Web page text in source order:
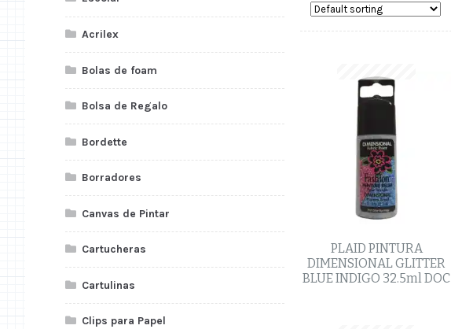
PLAID PINTURA
DIMENSIONAL GLITTER
BLUE INDIGO 32.5ml DOC
Acrilex
Bolas de foam
Bolsa de Regalo
Bordette
Borradores
Canvas de Pintar
Cartucheras
Cartulinas
Clips para Papel